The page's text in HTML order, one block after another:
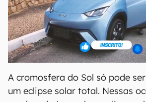
A cromosfera do Sol só pode
um eclipse solar total. Nessas